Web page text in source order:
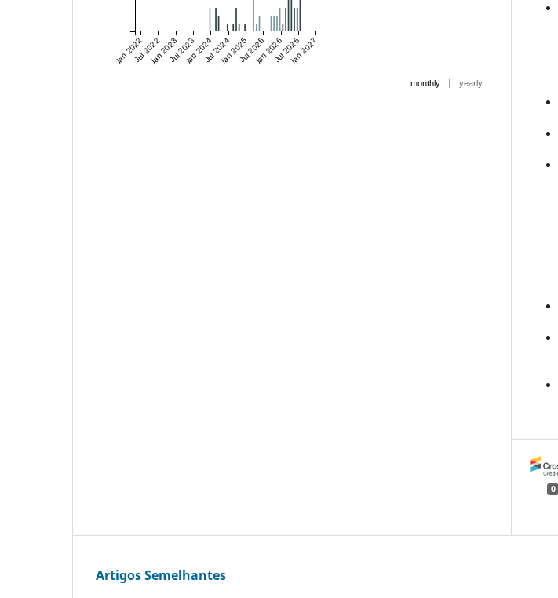
Jan 2022Jul 2022Jan 2023Jul 2023Jan 2024Jul 2024Jan 2025Jul 2025Jan 2026Jul 2026Jan 2027
monthly | yearly
0
Artigos Semelhantes